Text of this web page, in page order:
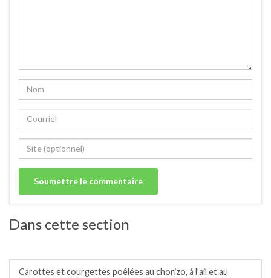
Dans cette section
Carottes et courgettes poêlées au chorizo, à l’ail et au